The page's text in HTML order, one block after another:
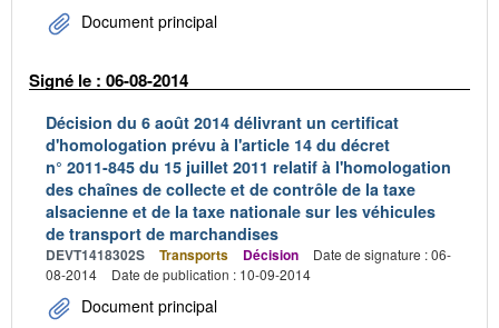
Document principal
Signé le : 06-08-2014
Décision du 6 août 2014 délivrant un certificat
d'homologation prévu à l'article 14 du décret
n° 2011-845 du 15 juillet 2011 relatif à l'homologation
des chaînes de collecte et de contrôle de la taxe
alsacienne et de la taxe nationale sur les véhicules
de transport de marchandises
DEVT1418302S Transports Décision
Date de signature : 06-
08-2014
Date de publication : 10-09-2014
Document principal